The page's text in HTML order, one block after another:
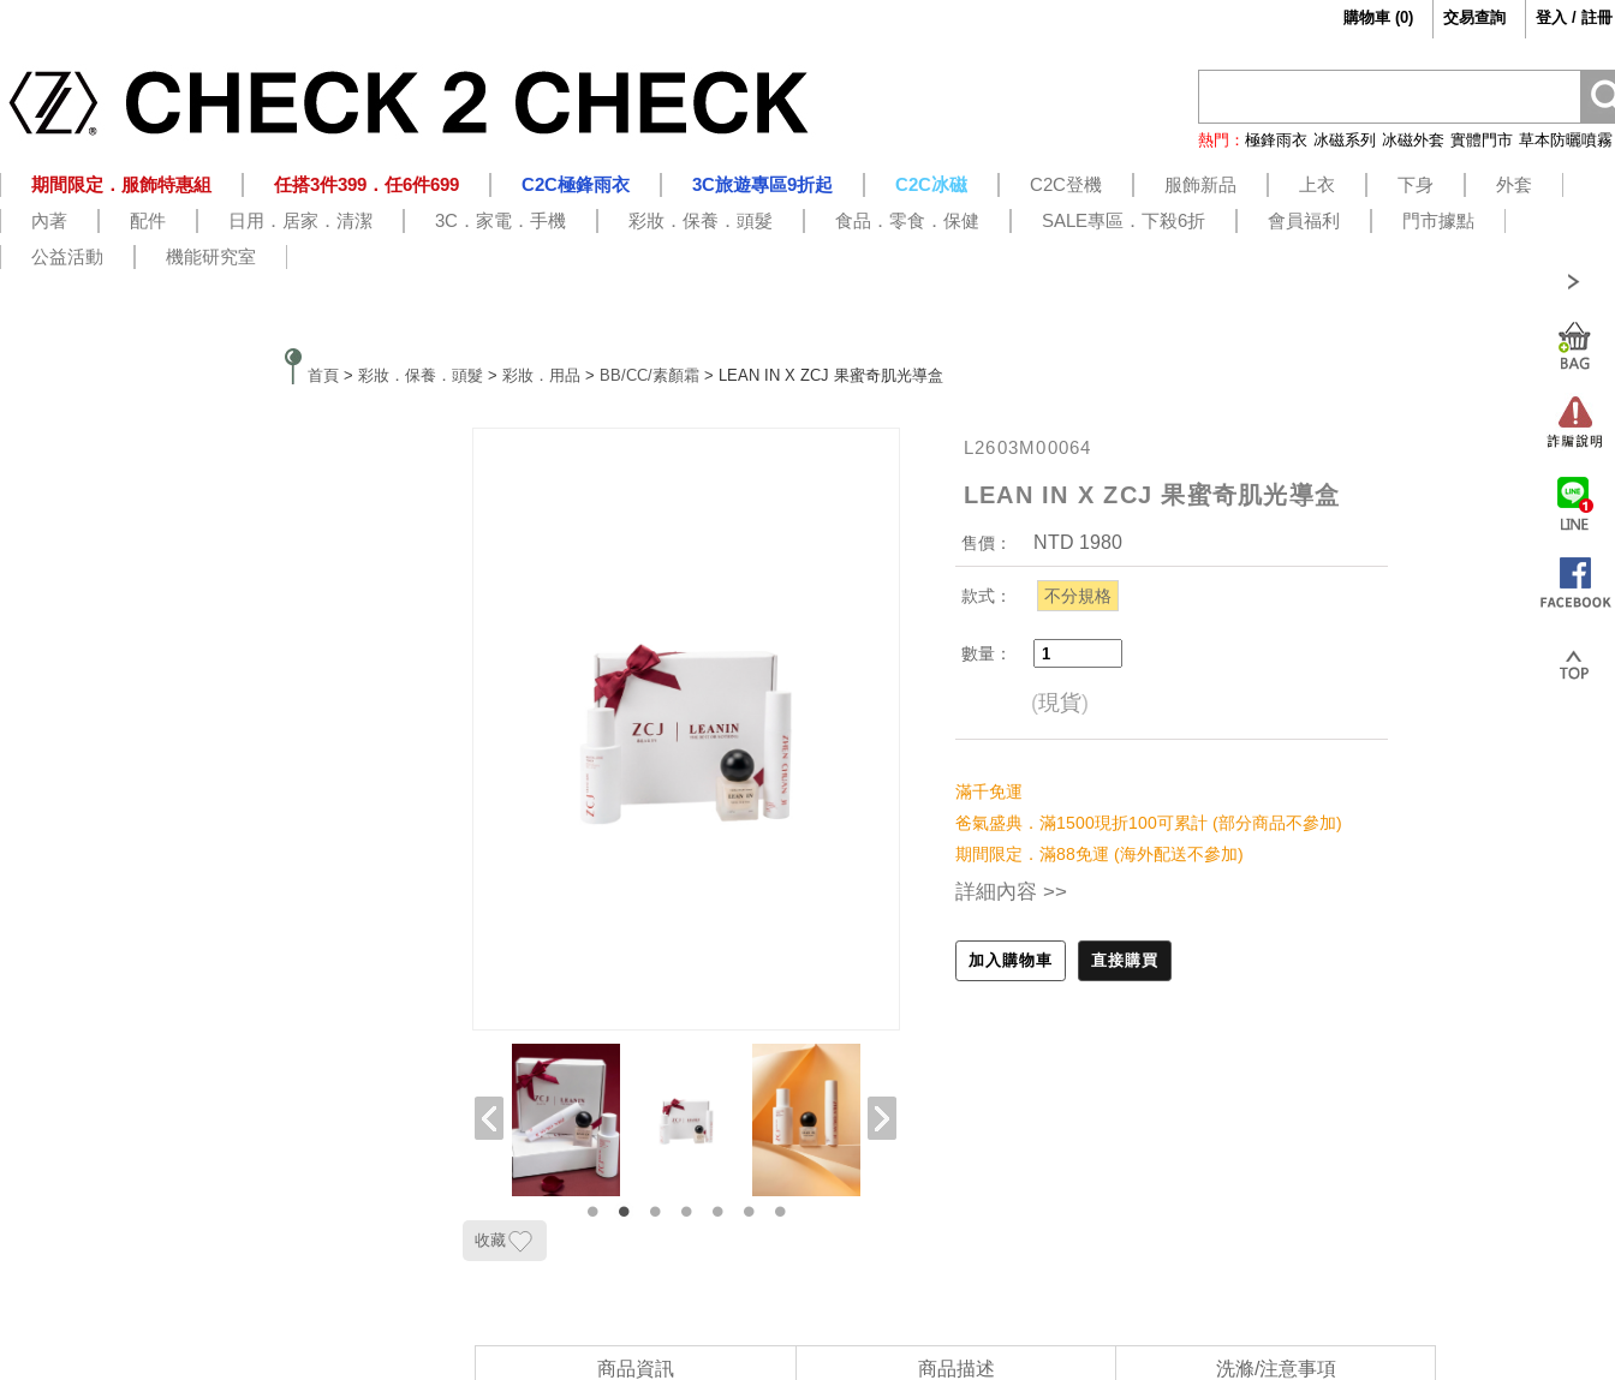
熱門： 極鋒雨衣 冰磁系列 冰磁外套 實體門市 草本防曬噴霧
期間限定．服飾特惠組 任搭3件399．任6件699 C2C極鋒雨衣 3C旅遊專區9折起 C2C冰磁 C2C登機 服飾新品 上衣 下身
外套
內著
配件 日用．居家．清潔 3C．家電．手機 彩妝．保養．頭髮 食品．零食．保健 SALE專區．下殺6折 會員福利
門市據點
公益活動
機能研究室
購物車 (0) 交易查詢 登入 / 註冊
首頁 > 彩妝．保養．頭髮 > 彩妝．用品 > BB/CC/素顏霜 > LEAN IN X ZCJ 果蜜奇肌光導盒
收藏
L2603M00064
LEAN IN X ZCJ 果蜜奇肌光導盒
售價： NTD 1980
款式： 不分規格
數量：
(現貨)
滿千免運
爸氣盛典．滿1500現折100可累計 (部分商品不參加)
期間限定．滿88免運 (海外配送不參加)
詳細內容 >>
加入購物車 直接購買
商品資訊 商品描述 洗滌/注意事項